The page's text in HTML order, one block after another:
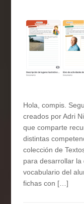
Hola, compis.
creados por Adri
que comparte
distintas
colección de
para desarrollar
vocabulario del
fichas con […]